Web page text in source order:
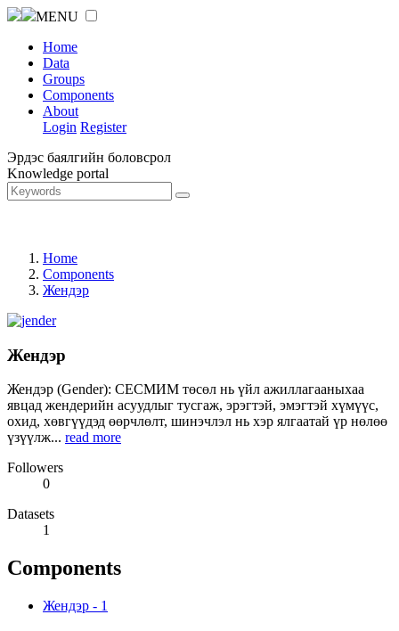
MENU
Home
Data
Groups
Components
About
Login Register
Эрдэс баялгийн боловсрол
Knowledge portal
Home
Components
Жендэр
Жендэр
Жендэр (Gender): СЕСМИМ төсөл нь үйл ажиллагааныхаа
явцад жендерийн асуудлыг тусгаж, эрэгтэй, эмэгтэй хүмүүс,
охид, хөвгүүдэд өөрчлөлт, шинэчлэл нь хэр ялгаатай үр нөлөө
үзүүлж... read more
Followers
0
Datasets
1
Components
Жендэр - 1